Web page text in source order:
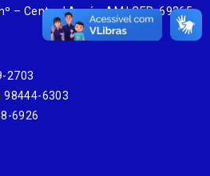
– Centro | Apuí – AM | CEP: 69265-
2703
98444-6303
6926